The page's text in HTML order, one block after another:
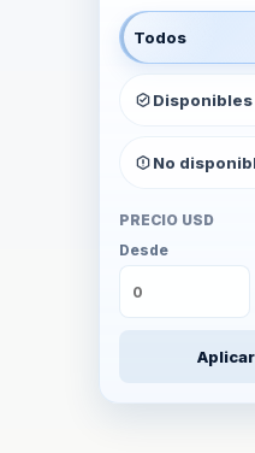
Todos
Disponibles
No
PRECIO USD
Desde